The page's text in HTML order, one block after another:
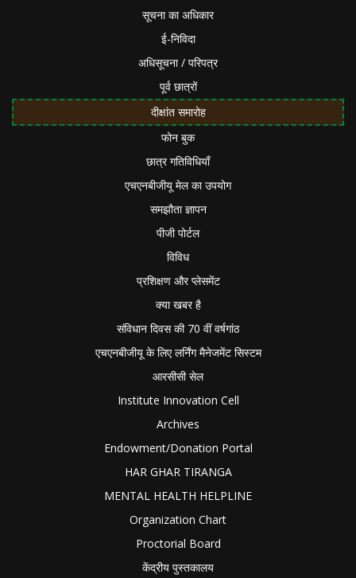
सूचना का अधिकार
ई-निविदा
अधिसूचना / परिपत्र
पूर्व छात्रों
दीक्षांत समारोह
फोन बुक
छात्र गतिविधियाँ
एचएनबीजीयू मेल का उपयोग
समझौता ज्ञापन
पीजी पोर्टल
विविध
प्रशिक्षण और प्लेसमेंट
क्या खबर है
संविधान दिवस की 70 वीं वर्षगांठ
एचएनबीजीयू के लिए लर्निंग मैनेजमेंट सिस्टम
आरसीसी सेल
Institute Innovation Cell
Archives
Endowment/Donation Portal
HAR GHAR TIRANGA
MENTAL HEALTH HELPLINE
Organization Chart
Proctorial Board
केंद्रीय पुस्तकालय